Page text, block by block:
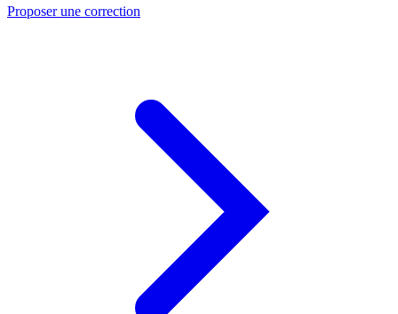
Proposer une correction